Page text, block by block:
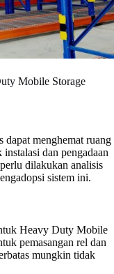
Mobile Storage
menghemat ruang
dan pengadaan
dilakukan analisis
sistem ini.
Heavy Duty Mobile
pemasangan rel dan
mungkin tidak